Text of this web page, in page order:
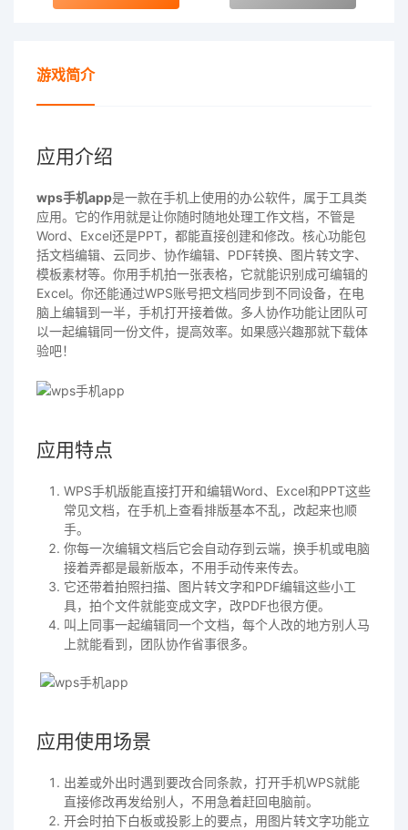
游戏简介
应用介绍
wps手机app是一款在手机上使用的办公软件，属于工具类
应用。它的作用就是让你随时随地处理工作文档，不管是
Word、Excel还是PPT，都能直接创建和修改。核心功能包
括文档编辑、云同步、协作编辑、PDF转换、图片转文字、
模板素材等。你用手机拍一张表格，它就能识别成可编辑的
Excel。你还能通过WPS账号把文档同步到不同设备，在电
脑上编辑到一半，手机打开接着做。多人协作功能让团队可
以一起编辑同一份文件，提高效率。如果感兴趣那就下载体
验吧！
应用特点
WPS手机版能直接打开和编辑Word、Excel和PPT这些
常见文档，在手机上查看排版基本不乱，改起来也顺
手。
你每一次编辑文档后它会自动存到云端，换手机或电脑
接着弄都是最新版本，不用手动传来传去。
它还带着拍照扫描、图片转文字和PDF编辑这些小工
具，拍个文件就能变成文字，改PDF也很方便。
叫上同事一起编辑同一个文档，每个人改的地方别人马
上就能看到，团队协作省事很多。
应用使用场景
出差或外出时遇到要改合同条款，打开手机WPS就能
直接修改再发给别人，不用急着赶回电脑前。
开会时拍下白板或投影上的要点，用图片转文字功能立